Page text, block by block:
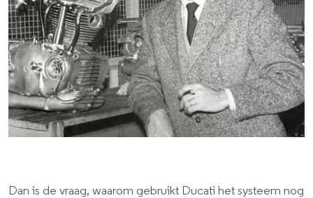
Dan is de vraag, waarom gebruikt Ducati het systeem nog